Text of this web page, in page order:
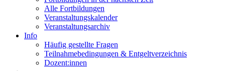
Alle Fortbildungen
Veranstaltungskalender
Veranstaltungsarchiv
Info
Häufig gestellte Fragen
Teilnahmebedingungen & Entgeltverzeichnis
Dozent:innen